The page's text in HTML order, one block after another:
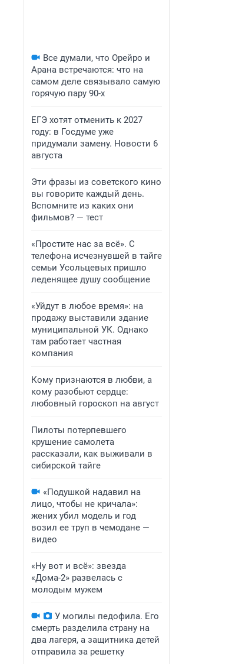
Все думали, что Орейро и
Арана встречаются: что на
самом деле связывало самую
горячую пару 90-х
ЕГЭ хотят отменить к 2027
году: в Госдуме уже
придумали замену. Новости 6
августа
Эти фразы из советского кино
вы говорите каждый день.
Вспомните из каких они
фильмов? — тест
«Простите нас за всё». С
телефона исчезнувшей в тайге
семьи Усольцевых пришло
леденящее душу сообщение
«Уйдут в любое время»: на
продажу выставили здание
муниципальной УК. Однако
там работает частная
компания
Кому признаются в любви, а
кому разобьют сердце:
любовный гороскоп на август
Пилоты потерпевшего
крушение самолета
рассказали, как выживали в
сибирской тайге
«Подушкой надавил на
лицо, чтобы не кричала»:
жених убил модель и год
возил ее труп в чемодане —
видео
«Ну вот и всё»: звезда
«Дома-2» развелась с
молодым мужем
У могилы педофила. Его
смерть разделила страну на
два лагеря, а защитника детей
отправила за решетку